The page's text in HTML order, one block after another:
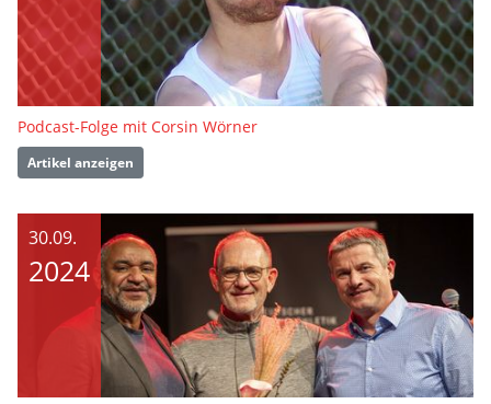
Podcast-Folge mit Corsin Wörner
Artikel anzeigen
30.09.
2024